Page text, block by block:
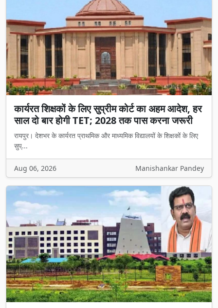
कार्यरत शिक्षकों के लिए सुप्रीम कोर्ट का अहम आदेश, हर
साल दो बार होगी TET; 2028 तक पास करना जरूरी
रायपुर। देशभर के कार्यरत प्राथमिक और माध्यमिक विद्यालयों के शिक्षकों के लिए
सुप्...
Aug 06, 2026 Manishankar Pandey